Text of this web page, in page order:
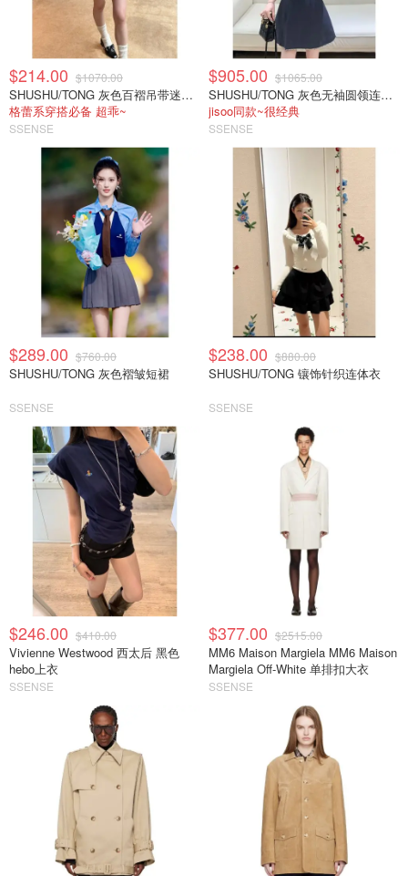
$214.00 $1070.00
SHUSHU/TONG 灰色百褶吊带迷你连衣裙
格蕾系穿搭必备 超乖~
SSENSE
$905.00 $1065.00
SHUSHU/TONG 灰色无袖圆领连衣裙
jisoo同款~很经典
SSENSE
$289.00 $760.00
SHUSHU/TONG 灰色褶皱短裙
SSENSE
$238.00 $880.00
SHUSHU/TONG 镶饰针织连体衣
SSENSE
$246.00 $410.00
Vivienne Westwood 西太后 黑色
hebo上衣
SSENSE
$377.00 $2515.00
MM6 Maison Margiela MM6 Maison
Margiela Off-White 单排扣大衣
SSENSE